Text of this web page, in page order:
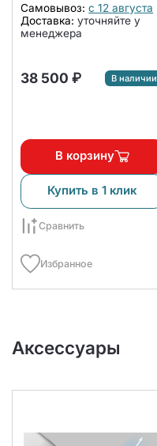
Самовывоз: с 12 августа
Доставка: уточняйте у
менеджера
38 500 ₽ В наличии
В корзину
Купить в 1 клик
Сравнить
Избранное
Аксессуары